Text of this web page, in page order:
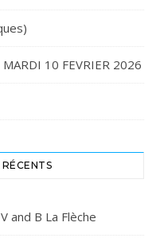
10 FEVRIER 2026
and B La Flèche